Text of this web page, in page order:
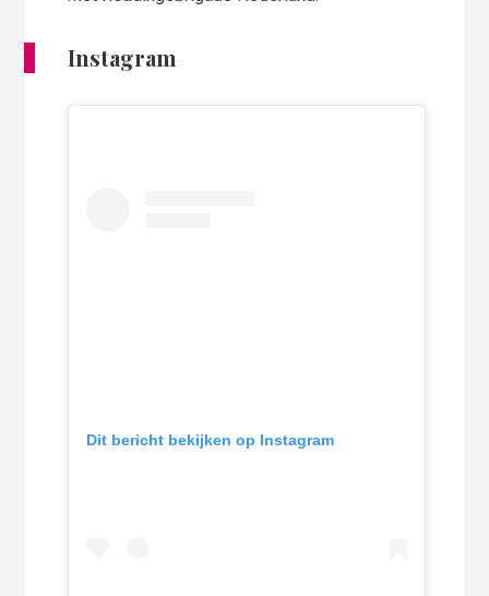
Instagram
Dit bericht bekijken op Instagram